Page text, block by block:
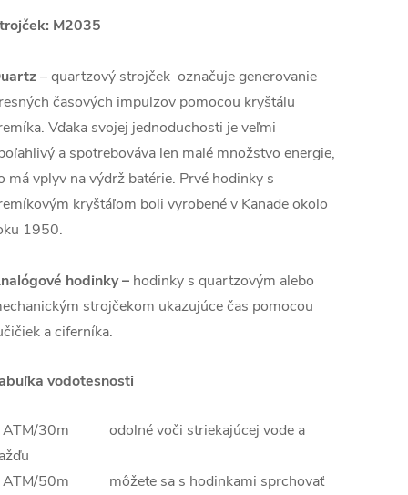
M2035
– quartzový strojček označuje generovanie
časových impulzov pomocou kryštálu
Vďaka svojej jednoduchosti je veľmi
a spotrebováva len malé množstvo energie,
má vplyv na výdrž batérie. Prvé hodinky s
kryštáľom boli vyrobené v Kanade okolo
1950.
hodinky – hodinky s quartzovým alebo
strojčekom ukazujúce čas pomocou
a ciferníka.
vodotesnosti
ATM/30m odolné voči striekajúcej vode a
ATM/50m môžete sa s hodinkami sprchovať